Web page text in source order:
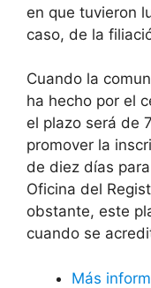
en que tuvieron
caso, de la
Cuando la
ha hecho por el
el plazo será de
promover la
de diez días
Oficina del
obstante, este
cuando se
Más